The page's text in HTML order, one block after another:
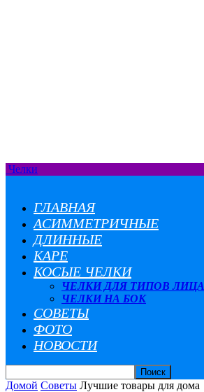
Челки
ГЛАВНАЯ
АСИММЕТРИЧНЫЕ
ДЛИННЫЕ
КАРЕ
КОСЫЕ ЧЕЛКИ
ЧЕЛКИ ДЛЯ ТИПОВ ЛИЦА
ЧЕЛКИ НА БОК
СОВЕТЫ
ФОТО
НОВОСТИ
Домой Советы Лучшие товары для дома